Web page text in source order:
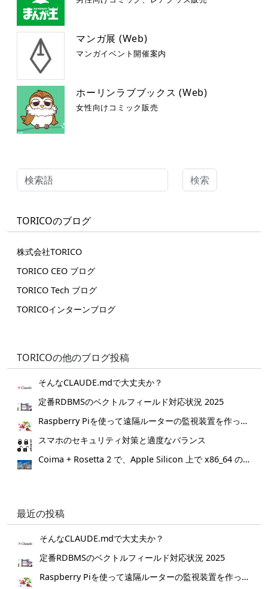
マンガ展 (Web)
マンガイベント開催案内
ホーリンラブブックス (Web)
女性向けコミック販売
検索
TORICOのブログ
株式会社TORICO
TORICO CEO ブログ
TORICO Tech ブログ
TORICOインターンブログ
TORICOの他のブログ投稿
そんなCLAUDE.mdで大丈夫か？
定番RDBMSのベクトルフィールド対応状況 2025
Raspberry Piを使って遠隔ルーターの監視装置を作ってみた。
スマホのセキュリティ対策と適度なバランス
Coima + Rosetta 2 で、Apple Silicon 上で x86_64 の Docker イメージをビルドする (Docker desktop やめる)
最近の投稿
そんなCLAUDE.mdで大丈夫か？
定番RDBMSのベクトルフィールド対応状況 2025
Raspberry Piを使って遠隔ルーターの監視装置を作ってみた。